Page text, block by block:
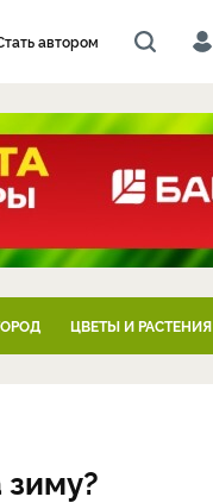
автором
ЦВЕТЫ И РАСТЕНИЯ